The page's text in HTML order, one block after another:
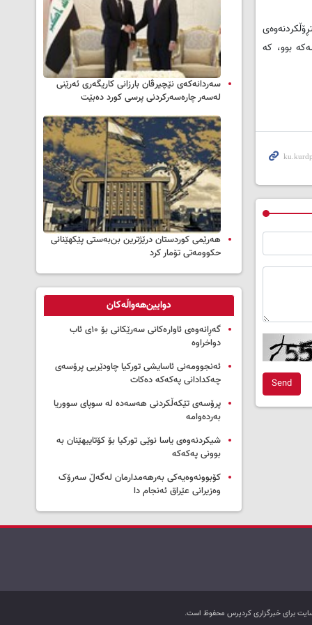
بوو، کە
Send
سه‌ردانه‌کەی نێچیرڤان بارزانی كاریگه‌ری ئه‌رێنی
له‌سه‌ر چاره‌سه‌ركردنی پرسی كورد ده‌بێت
هەرێمی کوردستان درێژترین بن‌بەستی پێکهێنانی
حکوومەتی تۆمار کرد
دوایین‌هەواڵەکان
گەڕانەوەی ئاوارەکانی سەرێکانی بۆ ۱۰ی ئاب
دواخراوە
ئەنجوومەنی ئاسایشی تورکیا چاودێریی پرۆسەی
چەکدادانی پەکەکە دەکات
پرۆسەی تێکەڵکردنی هەسەدە لە سوپای سووریا
بەردەوامە
شیکردنەوەی یاسا نوێی تورکیا بۆ کۆتاییهێنان بە
بوونی پەکەکە
کۆبوونەوەیەکی بەرهەمدارمان لەگەڵ سەرۆک
وەزیرانی عێراق ئەنجام دا
سایت برای خبرگزاری کردپرس محفوظ است.